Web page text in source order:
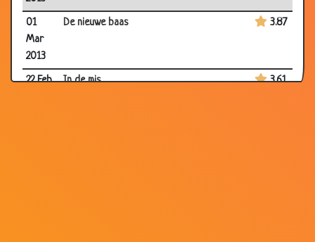
01
Mar
2013
De nieuwe baas 3.87
22 Feb
In de mis 3.61